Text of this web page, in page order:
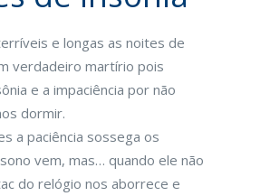
e longas as noites de
verdadeiro martírio pois
e a impaciência por não
dormir.
a paciência sossega os
vem, mas… quando ele não
do relógio nos aborrece e